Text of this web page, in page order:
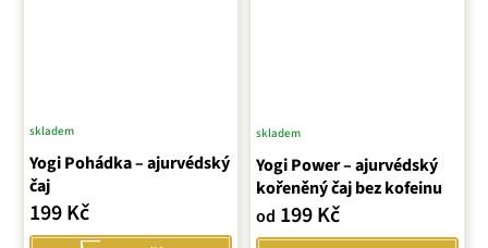
Yogi Pohádka – ajurvédský
čaj
skladem
199 Kč
Yogi Power – ajurvédský
kořeněný čaj bez kofeinu
Průměrné
hodnocení
produktu
je
skladem
od 199 Kč